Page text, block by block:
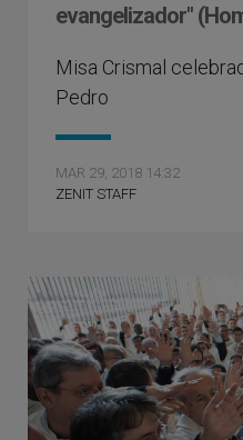
evangelizador"
Misa Crismal
Pedro
MAR 29, 2018 14:32
ZENIT STAFF